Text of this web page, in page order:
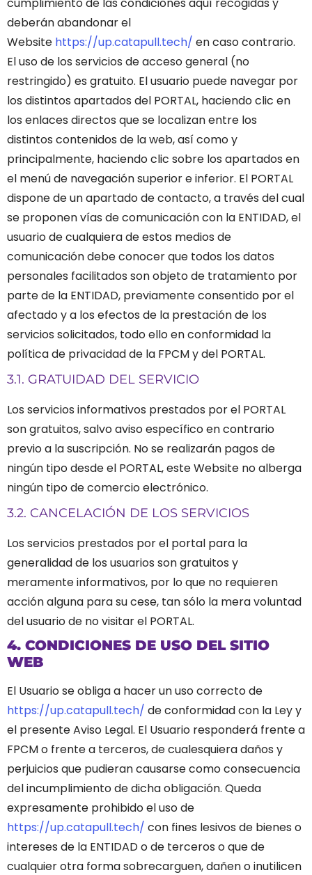
deberán abandonar el
Website https://up.catapull.tech/ en caso contrario.
El uso de los servicios de acceso general (no
restringido) es gratuito. El usuario puede navegar por
los distintos apartados del PORTAL, haciendo clic en
los enlaces directos que se localizan entre los
distintos contenidos de la web, así como y
principalmente, haciendo clic sobre los apartados en
el menú de navegación superior e inferior. El PORTAL
dispone de un apartado de contacto, a través del cual
se proponen vías de comunicación con la ENTIDAD, el
usuario de cualquiera de estos medios de
comunicación debe conocer que todos los datos
personales facilitados son objeto de tratamiento por
parte de la ENTIDAD, previamente consentido por el
afectado y a los efectos de la prestación de los
servicios solicitados, todo ello en conformidad la
política de privacidad de la FPCM y del PORTAL.
3.1. GRATUIDAD DEL SERVICIO
Los servicios informativos prestados por el PORTAL
son gratuitos, salvo aviso específico en contrario
previo a la suscripción. No se realizarán pagos de
ningún tipo desde el PORTAL, este Website no alberga
ningún tipo de comercio electrónico.
3.2. CANCELACIÓN DE LOS SERVICIOS
Los servicios prestados por el portal para la
generalidad de los usuarios son gratuitos y
meramente informativos, por lo que no requieren
acción alguna para su cese, tan sólo la mera voluntad
del usuario de no visitar el PORTAL.
4. CONDICIONES DE USO DEL SITIO
WEB
El Usuario se obliga a hacer un uso correcto de
https://up.catapull.tech/ de conformidad con la Ley y
el presente Aviso Legal. El Usuario responderá frente a
FPCM o frente a terceros, de cualesquiera daños y
perjuicios que pudieran causarse como consecuencia
del incumplimiento de dicha obligación. Queda
expresamente prohibido el uso de
https://up.catapull.tech/ con fines lesivos de bienes o
intereses de la ENTIDAD o de terceros o que de
cualquier otra forma sobrecarguen, dañen o inutilicen